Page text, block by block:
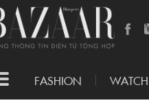
Toggle
navigation
FASHION